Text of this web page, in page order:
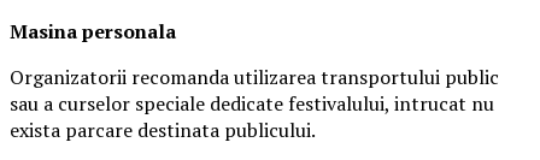
Masinapersonala
Organizatorii recomanda utilizarea transportului public
sau a curselor speciale dedicate festivalului, intrucat nu
exista parcare destinata publicului.